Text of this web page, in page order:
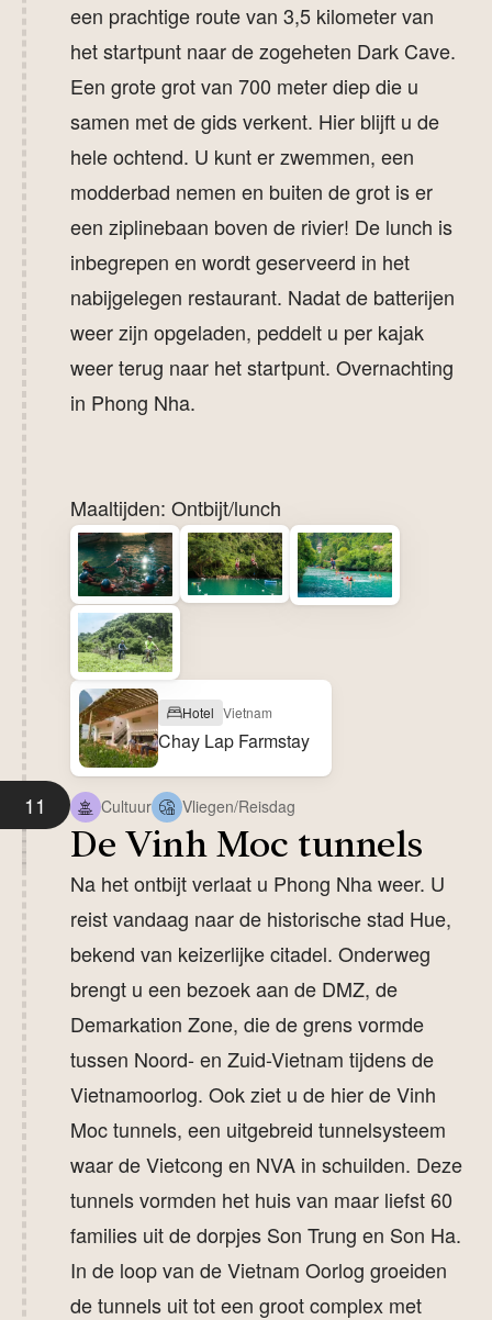
een prachtige route van 3,5 kilometer van
het startpunt naar de zogeheten Dark Cave.
Een grote grot van 700 meter diep die u
samen met de gids verkent. Hier blijft u de
hele ochtend. U kunt er zwemmen, een
modderbad nemen en buiten de grot is er
een ziplinebaan boven de rivier! De lunch is
inbegrepen en wordt geserveerd in het
nabijgelegen restaurant. Nadat de batterijen
weer zijn opgeladen, peddelt u per kajak
weer terug naar het startpunt. Overnachting
in Phong Nha.
Maaltijden: Ontbijt/lunch
Hotel Vietnam
Chay Lap Farmstay
11 Cultuur Vliegen/Reisdag
De Vinh Moc tunnels
Na het ontbijt verlaat u Phong Nha weer. U
reist vandaag naar de historische stad Hue,
bekend van keizerlijke citadel. Onderweg
brengt u een bezoek aan de DMZ, de
Demarkation Zone, die de grens vormde
tussen Noord- en Zuid-Vietnam tijdens de
Vietnamoorlog. Ook ziet u de hier de Vinh
Moc tunnels, een uitgebreid tunnelsysteem
waar de Vietcong en NVA in schuilden. Deze
tunnels vormden het huis van maar liefst 60
families uit de dorpjes Son Trung en Son Ha.
In de loop van de Vietnam Oorlog groeiden
de tunnels uit tot een groot complex met